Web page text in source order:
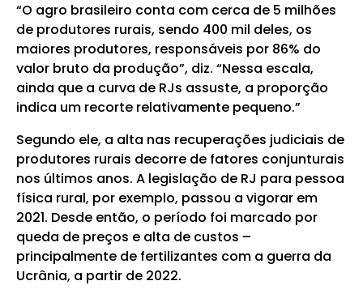
“O agro brasileiro conta com cerca de 5 milhões
de produtores rurais, sendo 400 mil deles, os
maiores produtores, responsáveis por 86% do
valor bruto da produção”, diz. “Nessa escala,
ainda que a curva de RJs assuste, a proporção
indica um recorte relativamente pequeno.”
Segundo ele, a alta nas recuperações judiciais de
produtores rurais decorre de fatores conjunturais
nos últimos anos. A legislação de RJ para pessoa
física rural, por exemplo, passou a vigorar em
2021. Desde então, o período foi marcado por
queda de preços e alta de custos –
principalmente de fertilizantes com a guerra da
Ucrânia, a partir de 2022.